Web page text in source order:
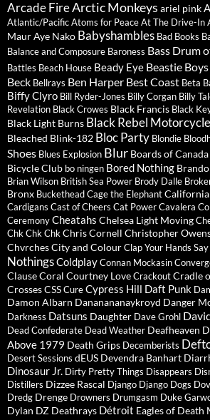
Arcade FireArctic Monkeys ariel pink
Atlantic/PacificAtoms for PeaceAt The Drive-In
MaurAye Nako Babyshambles Bad Books
Balance and Composure Baroness Bass Drum
Battles Beach House Beady Eye Beastie Boys
Beck Bellrays Ben Harper Best Coast Beta
Biffy Clyro Bill Ryder-Jones Billy Corgan Billy
Revelation Black Crowes Black Francis Black
Black Light Burns Black Rebel
Bleached Blink-182 Bloc Party Blondie
Shoes Blues Explosion Blur Boards of Canada
Bicycle Club bo ningen Bored Nothing
Brian Wilson British Sea Power Brody Dalle
Bronx BucketheadCage the Elephant
Cardigans Cast of Cheers Cat PowerCavalera
CeremonyCheatahs Chelsea Light Moving
Chk Chk ChkChris Cornell Christopher
ChvrchesCity and ColourClap Your Hands Say
NothingsColdplayConnan Mockasin
ClauseCoral Courtney LoveCrackoutCradle
CrossesCSSCureCypress Hill Daft Punk
Damon Albarn Dananananaykroyd Danger
Darkness Datsuns Daughter Dave Grohl
Dead Confederate Dead Weather Deafheaven
Above 1979 Death Grips Decemberists
Desert Sessions dEUS Devendra Banhart
Dinosaur Jr. Dirty Pretty Things Disappears
Distillers Dizzee Rascal Django Django Dogs
Dredg Drenge Drowners Drumgasm Duke
Dylan DZ Deathrays Détroit Eagles of Death